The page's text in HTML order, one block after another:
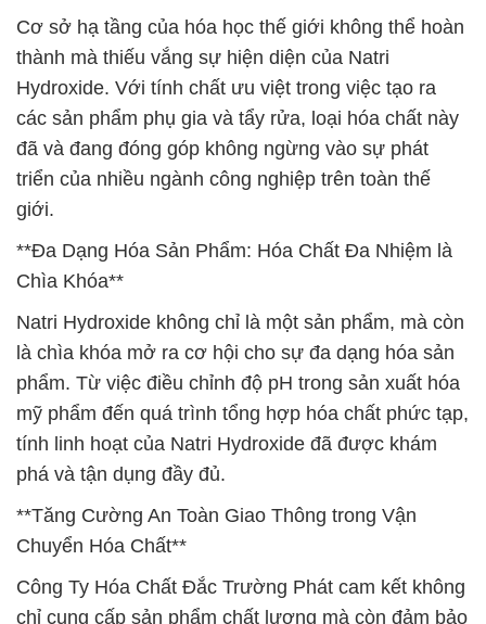
Cơ sở hạ tầng của hóa học thế giới không thể hoàn
thành mà thiếu vắng sự hiện diện của Natri
Hydroxide. Với tính chất ưu việt trong việc tạo ra
các sản phẩm phụ gia và tẩy rửa, loại hóa chất này
đã và đang đóng góp không ngừng vào sự phát
triển của nhiều ngành công nghiệp trên toàn thế
giới.
**Đa Dạng Hóa Sản Phẩm: Hóa Chất Đa Nhiệm là
Chìa Khóa**
Natri Hydroxide không chỉ là một sản phẩm, mà còn
là chìa khóa mở ra cơ hội cho sự đa dạng hóa sản
phẩm. Từ việc điều chỉnh độ pH trong sản xuất hóa
mỹ phẩm đến quá trình tổng hợp hóa chất phức tạp,
tính linh hoạt của Natri Hydroxide đã được khám
phá và tận dụng đầy đủ.
**Tăng Cường An Toàn Giao Thông trong Vận
Chuyển Hóa Chất**
Công Ty Hóa Chất Đắc Trường Phát cam kết không
chỉ cung cấp sản phẩm chất lượng mà còn đảm bảo